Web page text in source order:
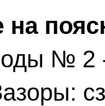
на
№ 2